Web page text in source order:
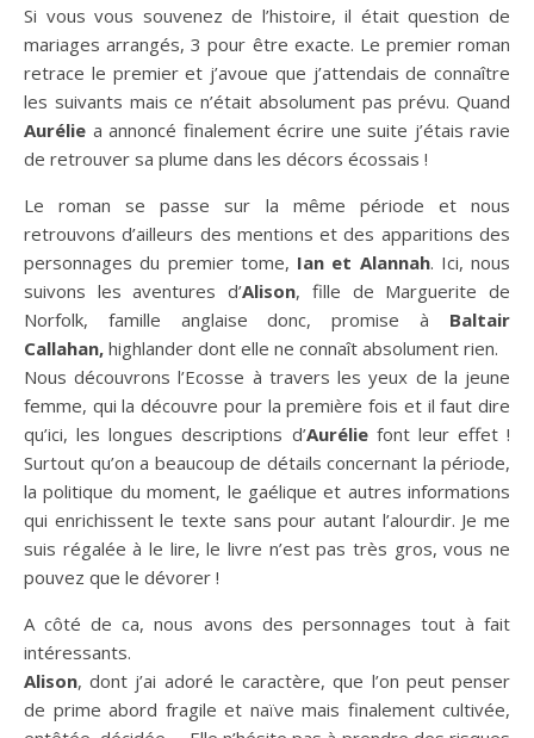
Si vous vous souvenez de l’histoire, il était question de
mariages arrangés, 3 pour être exacte. Le premier roman
retrace le premier et j’avoue que j’attendais de connaître
les suivants mais ce n’était absolument pas prévu. Quand
Aurélie a annoncé finalement écrire une suite j’étais ravie
de retrouver sa plume dans les décors écossais !
Le roman se passe sur la même période et nous
retrouvons d’ailleurs des mentions et des apparitions des
personnages du premier tome, Ian et Alannah. Ici, nous
suivons les aventures d’Alison, fille de Marguerite de
Norfolk, famille anglaise donc, promise à Baltair
Callahan, highlander dont elle ne connaît absolument rien.
Nous découvrons l’Ecosse à travers les yeux de la jeune
femme, qui la découvre pour la première fois et il faut dire
qu’ici, les longues descriptions d’Auréliefont leur effet !
Surtout qu’on a beaucoup de détails concernant la période,
la politique du moment, le gaélique et autres informations
qui enrichissent le texte sans pour autant l’alourdir. Je me
suis régalée à le lire, le livre n’est pas très gros, vous ne
pouvez que le dévorer !
A côté de ca, nous avons des personnages tout à fait
intéressants.
Alison, dont j’ai adoré le caractère, que l’on peut penser
de prime abord fragile et naïve mais finalement cultivée,